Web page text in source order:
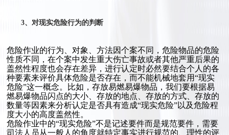
3、对现实危险行为的判断
危险作业的行为、对象、方法因个案不同，危险物品的危险
性质不同，在个案中发生重大伤亡事故或者其他严重后果的
盖然性程度也会存在差异，进行认定时必然要结合个人的各
种要素来评价具体危险是否存在，而不能机械地套用“现实
危险”这一概念。比如，存放易燃易爆物品，我们要根据易
燃易爆物品闪点的大小、存放的地点、存放的方式、存放的
数量等因素来分析认定是否具有造成“现实危险”以及危险程
度大小的高度盖然性。
危险作业中的“现实危险”不是记述要件而是规范要件，需要
司法人员从一般人的角度就特定事实进行规范的、理性的评